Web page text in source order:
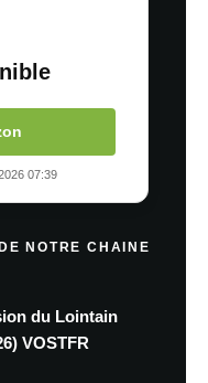
07:39
NOTRE CHAINE
du Lointain
VOSTFR